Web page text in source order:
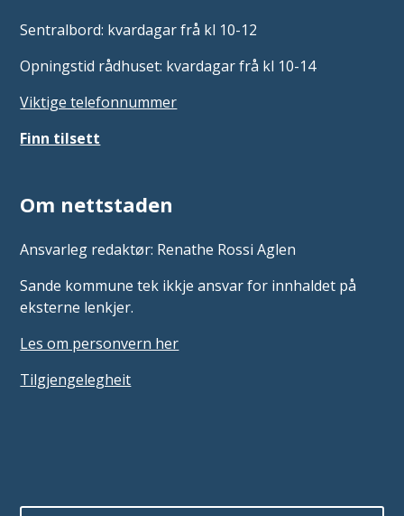
Sentralbord: kvardagar frå kl 10-12
Opningstid rådhuset: kvardagar frå kl 10-14
Viktige telefonnummer
Finn tilsett
Om nettstaden
Ansvarleg redaktør: Renathe Rossi Aglen
Sande kommune tek ikkje ansvar for innhaldet på
eksterne lenkjer.
Les om personvern her
Tilgjengelegheit